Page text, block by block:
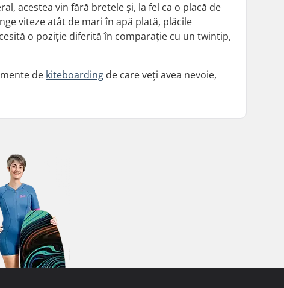
acestea vin fără bretele și, la fel ca o placă de
viteze atât de mari în apă plată, plăcile
o poziție diferită în comparație cu un twintip,
de kiteboarding de care veți avea nevoie,